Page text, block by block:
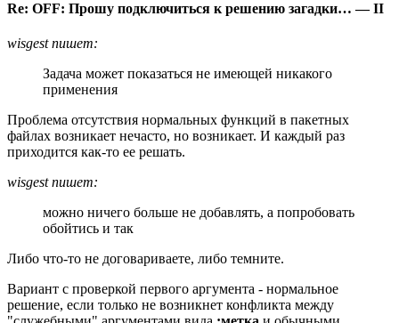
Re: OFF: Прошу подключиться к решению загадки… — II
wisgest пишет:
Задача может показаться не имеющей никакого
применения
Проблема отсутствия нормальных функций в пакетных
файлах возникает нечасто, но возникает. И каждый раз
приходится как-то ее решать.
wisgest пишет:
можно ничего больше не добавлять, а попробовать
обойтись и так
Либо что-то не договариваете, либо темните.
Вариант с проверкой первого аргумента - нормальное
решение, если только не возникнет конфликта между